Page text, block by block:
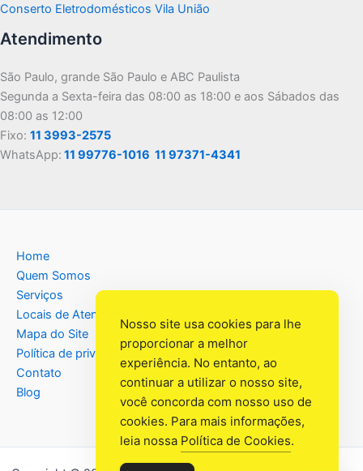
Conserto Eletrodomésticos Vila União
Atendimento
São Paulo, grande São Paulo e ABC Paulista
Segunda a Sexta-feira das 08:00 as 18:00 e aos Sábados das
08:00 as 12:00
Fixo: 11 3993-2575
WhatsApp: 11 99776-1016 11 97371-4341
Home
Quem Somos
Serviços
Locais de Atendimento
Mapa do Site
Política de privacidade
Contato
Blog
Nosso site usa cookies para lhe
proporcionar a melhor
experiência. No entanto, ao
continuar a utilizar o nosso site,
você concorda com nosso uso de
cookies. Para mais informações,
leia nossa Política de Cookies.